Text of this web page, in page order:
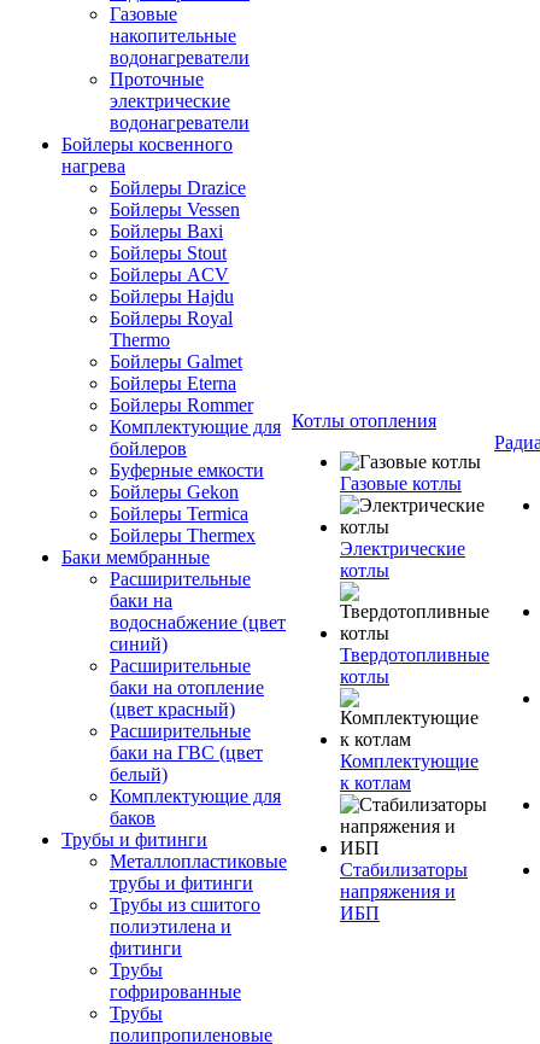
Газовые
накопительные
водонагреватели
Проточные
электрические
водонагреватели
Бойлеры косвенного
нагрева
Бойлеры Drazice
Бойлеры Vessen
Бойлеры Baxi
Бойлеры Stout
Бойлеры ACV
Бойлеры Hajdu
Бойлеры Royal
Thermo
Бойлеры Galmet
Бойлеры Eterna
Бойлеры Rommer
Комплектующие для
бойлеров
Буферные емкости
Бойлеры Gekon
Бойлеры Termica
Бойлеры Thermex
Баки мембранные
Расширительные
баки на
водоснабжение (цвет
синий)
Расширительные
баки на отопление
(цвет красный)
Расширительные
баки на ГВС (цвет
белый)
Комплектующие для
баков
Трубы и фитинги
Металлопластиковые
трубы и фитинги
Трубы из сшитого
полиэтилена и
фитинги
Трубы
гофрированные
Трубы
полипропиленовые
Котлы отопления
Газовые котлы
Электрические
котлы
Твердотопливные
котлы
Комплектующие
к котлам
Стабилизаторы
напряжения и
ИБП